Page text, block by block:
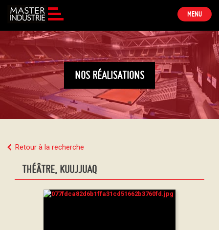
TOGGLE
MENU
NOS RÉALISATIONS
Retour à la recherche
THÉÂTRE, KUUJJUAQ